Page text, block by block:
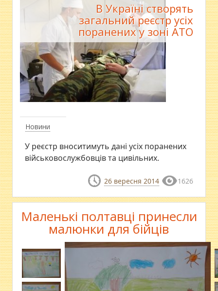
Новини
В Україні створять
загальний реєстр усіх
поранених у зоні АТО
​У реєстр вноситимуть дані усіх поранених
військовослужбовців та цивільних.
26 вересня 2014 1626
Маленькі полтавці принесли
малюнки для бійців